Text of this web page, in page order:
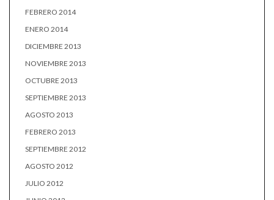
FEBRERO 2014
ENERO 2014
DICIEMBRE 2013
NOVIEMBRE 2013
OCTUBRE 2013
SEPTIEMBRE 2013
AGOSTO 2013
FEBRERO 2013
SEPTIEMBRE 2012
AGOSTO 2012
JULIO 2012